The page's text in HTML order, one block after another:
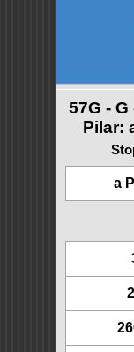
57G -
Pilar:
a